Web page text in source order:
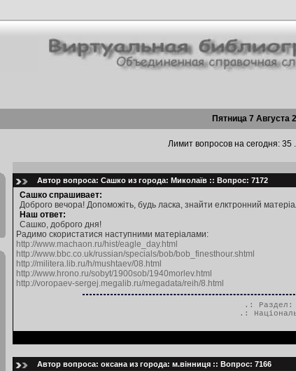
Пятница 7 Августа
Лимит вопросов на сегодня: 35
Автор вопроса: Сашко из города: Миколаїв :: Вопрос: 7172
Сашко спрашивает:
Доброго вечора! Допоможіть, будь ласка, знайти елктронний
Наш ответ:
Сашко, доброго дня!
Радимо скористатися наступними матеріалами:
http://www.machaon.ru/hist/eagle_day.html
http://www.bbc.co.uk/russian/specials/bob/bob_finesthour.shtml
http://militera.lib.ru/h/mushtaev/08.html
http://www.hrono.ru/sobyt/1900sob/1940morlev.html
http://voropaev-sergej.megalib.ru/megadata/reih/8.html
.: Раздел:
.:
Автор вопроса: оксана из города: м.вінниця :: Вопрос: 7166